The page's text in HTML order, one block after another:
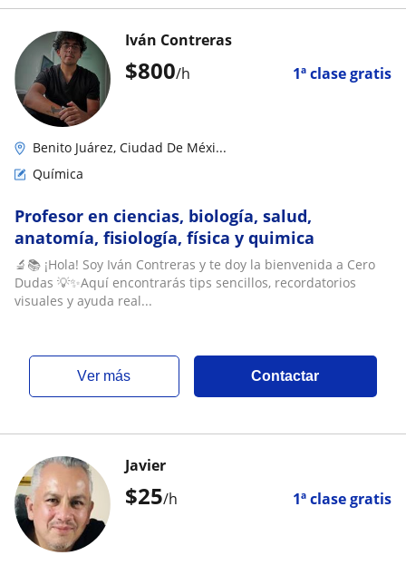
$800/h 1ª clase gratis
Iván Contreras
Benito Juárez, Ciudad De Méxi...
Química
Profesor en ciencias, biología, salud,
anatomía, fisiología, física y quimica
🔬📚 ¡Hola! Soy Iván Contreras y te doy la bienvenida a Cero
Dudas 💡✨Aquí encontrarás tips sencillos, recordatorios
visuales y ayuda real...
ver más Contactar
$25/h 1ª clase gratis
Javier